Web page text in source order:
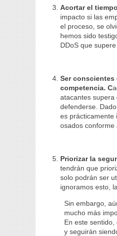
Acortar el
impacto si las
el proceso, se
hemos sido
DDoS que
Ser
competencia. C
atacantes
defenderse.
es prácticamente
osados conforme
Priorizar la
tendrán que
solo podrán ser
ignoramos esto,
Sin embargo,
mucho más
En este
y seguirán